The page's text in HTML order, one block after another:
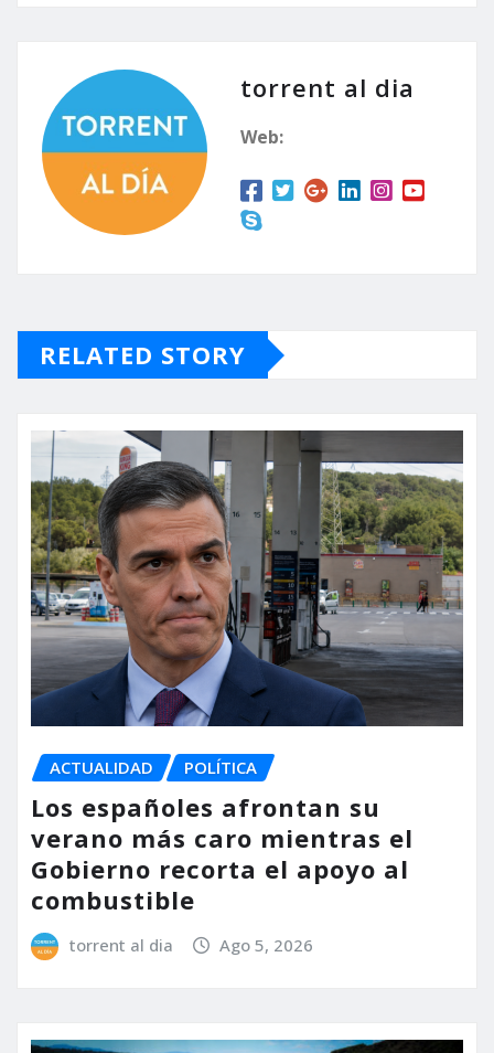
preocupación de cómo
todos debemos
recoger…
torrent al dia
Web:
RELATED STORY
ACTUALIDAD POLÍTICA
Los españoles afrontan su
verano más caro mientras el
Gobierno recorta el apoyo al
combustible
torrent al dia Ago 5, 2026